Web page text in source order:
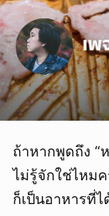
ถ้าหากพูดถึง “
ไม่รู้จักใช่ไหม
ก็เป็นอาหารที่